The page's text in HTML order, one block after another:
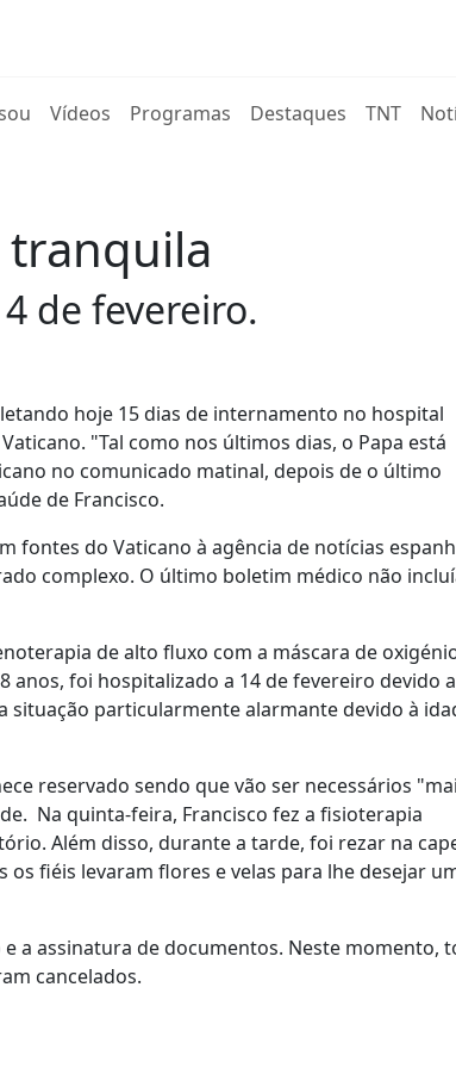
Vídeos Programas Destaques TNT
tranquila
de fevereiro.
hoje 15 dias de internamento no hospital
"Tal como nos últimos dias, o Papa está
no comunicado matinal, depois de o último
de Francisco.
fontes do Vaticano à agência de notícias
complexo. O último boletim médico não
de alto fluxo com a máscara de
anos, foi hospitalizado a 14 de fevereiro devido
particularmente alarmante devido à
reservado sendo que vão ser necessários
Na quinta-feira, Francisco fez a fisioterapia
Além disso, durante a tarde, foi rezar na
fiéis levaram flores e velas para lhe desejar
a assinatura de documentos. Neste momento,
cancelados.